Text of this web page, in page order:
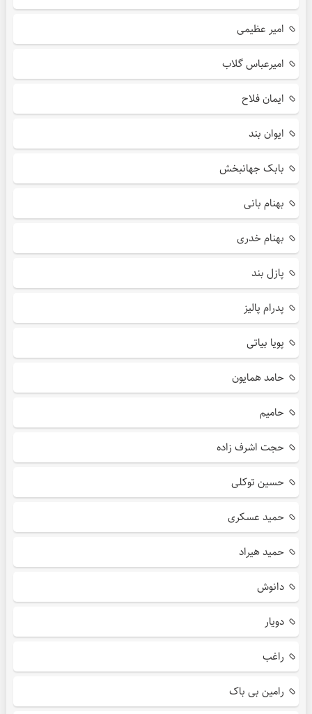
امیر عظیمی
امیرعباس گلاب
ایمان فلاح
ایوان بند
بابک جهانبخش
بهنام بانی
بهنام خدری
پازل بند
پدرام پالیز
پویا بیاتی
حامد همایون
حامیم
حجت اشرف زاده
حسین توکلی
حمید عسکری
حمید هیراد
دانوش
دویار
راغب
رامین بی باک